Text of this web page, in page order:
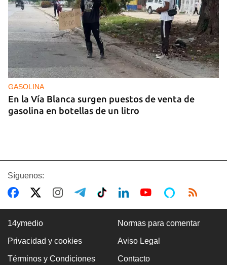
GASOLINA
En la Vía Blanca surgen puestos de venta de
gasolina en botellas de un litro
Premio Literario Lourdes Gil 2026 en Poesía
Síguenos:
14ymedio Normas para comentar
Privacidad y cookies Aviso Legal
Términos y Condiciones Contacto